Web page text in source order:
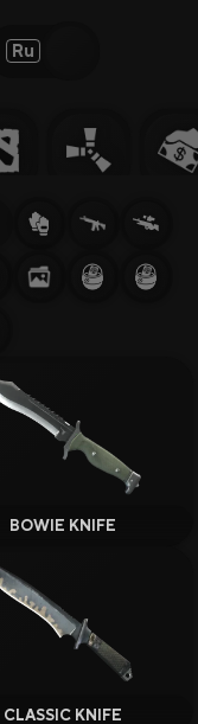
Слова…
Скинов
Ru
BOWIE KNIFE
CLASSIC KNIFE